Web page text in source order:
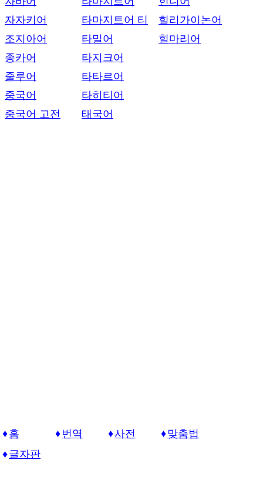
자자키어
조지아어
종카어
줄루어
중국어
중국어 고전
타마지트어 티
타밀어
타지크어
타타르어
타히티어
태국어
힐리가이논어
힐마리어
홈 번역 사전
맞춤법
글자판